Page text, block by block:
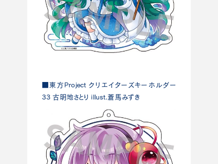
■東方Project クリエイターズキーホルダー
33 古明地さとり illust.蒼馬みずき